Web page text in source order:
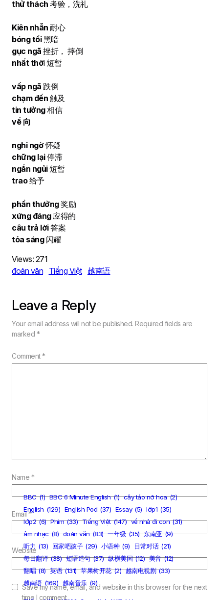
thử thách 考验，洗礼
Kiên nhẫn 耐心
bóng tối黑暗
gục ngã 挫折， 摔倒
nhất thời 短暂
vấp ngã 跌倒
chạm đến 触及
tin tưởng相信
về 向
nghi ngờ怀疑
chững lại停滞
ngắn ngủi短暂
trao给予
phần thưởng奖励
xứng đáng应得的
câu trả lời答案
tỏa sáng 闪耀
Views: 271
đoản văn
Tiếng Việt 越南语
Leave a Reply
Your email address will not be published. Required fields are
marked *
Comment*
Name *
Email*
Website
Save my name, email, and website in this browser for the next
time I comment.
BBC (1) BBC 6 Minute English (1) cây táo nở hoa (2)
English (129) English Pod (37) Essay (5) lớp1 (35)
lớp2 (6) Phim (33) Tiếng Việt (147) về nhà đi con (31)
âm nhạc (8) đoản văn (83) 一年级 (35) 东南亚 (9)
听力 (13) 回家吧孩子 (29) 小语种 (9) 日常对话 (21)
每日翻译 (38) 短语造句 (37) 纵横美国 (12) 美音 (12)
翻唱 (8) 英语 (131) 苹果树开花 (2) 越南电视剧 (33)
越南语 (169) 越南音乐 (9)